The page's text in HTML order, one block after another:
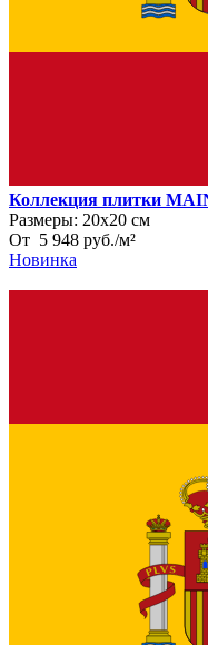
Коллекция плитки
Размеры: 20х20 см
От 5 948 руб./м²
Новинка